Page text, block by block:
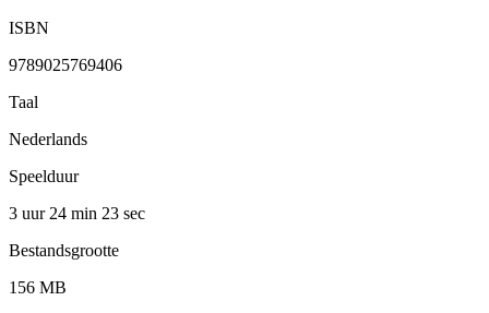
ISBN
9789025769406
Taal
Nederlands
Speelduur
3 uur 24 min 23 sec
Bestandsgrootte
156 MB